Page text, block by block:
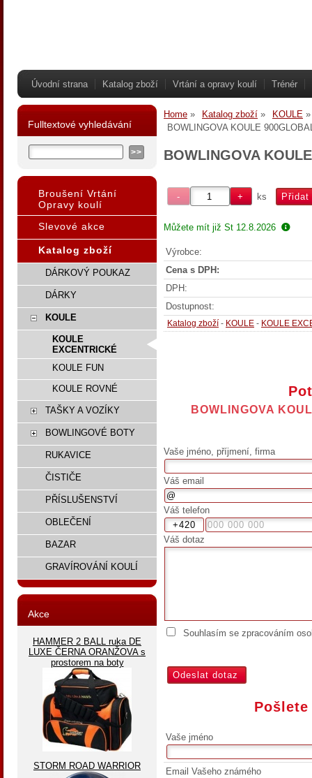
Úvodní strana Katalog zboží Vrtání a opravy koulí Trénér
Home Katalog zboží
KOULE
BOWLINGOVA KOULE
BOWLINGOVA
ks
Můžete mít již St 12.8.2026
Výrobce:
Cena s DPH:
DPH:
Dostupnost:
Katalog zboží - KOULE - KOULE
BOWLINGOVA
Vaše jméno, příjmení, firma
Váš email
Váš telefon
Váš dotaz
Souhlasím se zpracováním
Vaše jméno
Email Vašeho známého
Fulltextové vyhledávání
Broušení Vrtání
Opravy koulí
Slevové akce
Katalog zboží
DÁRKOVÝ POUKAZ
DÁRKY
KOULE
KOULE
EXCENTRICKÉ
KOULE FUN
KOULE ROVNÉ
TAŠKY A VOZÍKY
BOWLINGOVÉ BOTY
RUKAVICE
ČISTIČE
PŘÍSLUŠENSTVÍ
OBLEČENÍ
BAZAR
GRAVÍROVÁNÍ KOULÍ
Akce
HAMMER 2 BALL ruka DE
LUXE ČERNA ORANŽOVA s
prostorem na boty
STORM ROAD WARRIOR